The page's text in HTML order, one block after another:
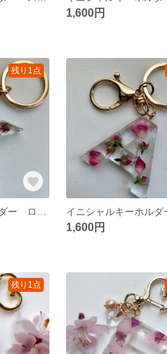
1,600円
残り1点
1,600円
残り1点